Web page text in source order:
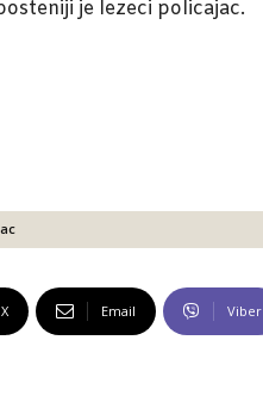
je lezeci policajac.
X Email Viber